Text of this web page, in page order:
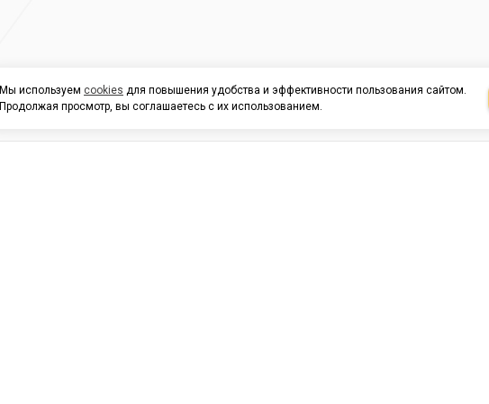
Мы используем cookies для повышения удобства и эффективности пользования сайтом.
Продолжая просмотр, вы соглашаетесь с их использованием.